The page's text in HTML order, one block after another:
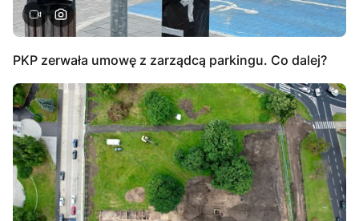
PKP zerwała umowę z zarządcą parkingu. Co dalej?